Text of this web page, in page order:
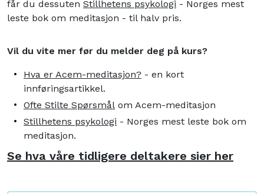
får du dessuten Stillhetens psykologi - Norges mest
leste bok om meditasjon - til halv pris.
Vil du vite mer før du melder deg på kurs?
Hva er Acem-meditasjon? - en kort
innføringsartikkel.
Ofte Stilte Spørsmål om Acem-meditasjon
Stillhetens psykologi - Norges mest leste bok om
meditasjon.
Se hva våre tidligere deltakere sier her